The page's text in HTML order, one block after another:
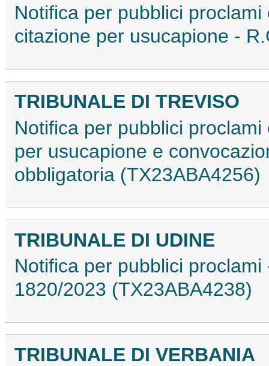
Notifica per pubblici
citazione per usucapione -
TRIBUNALE DI TREVISO
Notifica per pubblici
per usucapione e
obbligatoria (TX23ABA4256)
TRIBUNALE DI UDINE
Notifica per pubblici
1820/2023 (TX23ABA4238)
TRIBUNALE DI VERBANIA